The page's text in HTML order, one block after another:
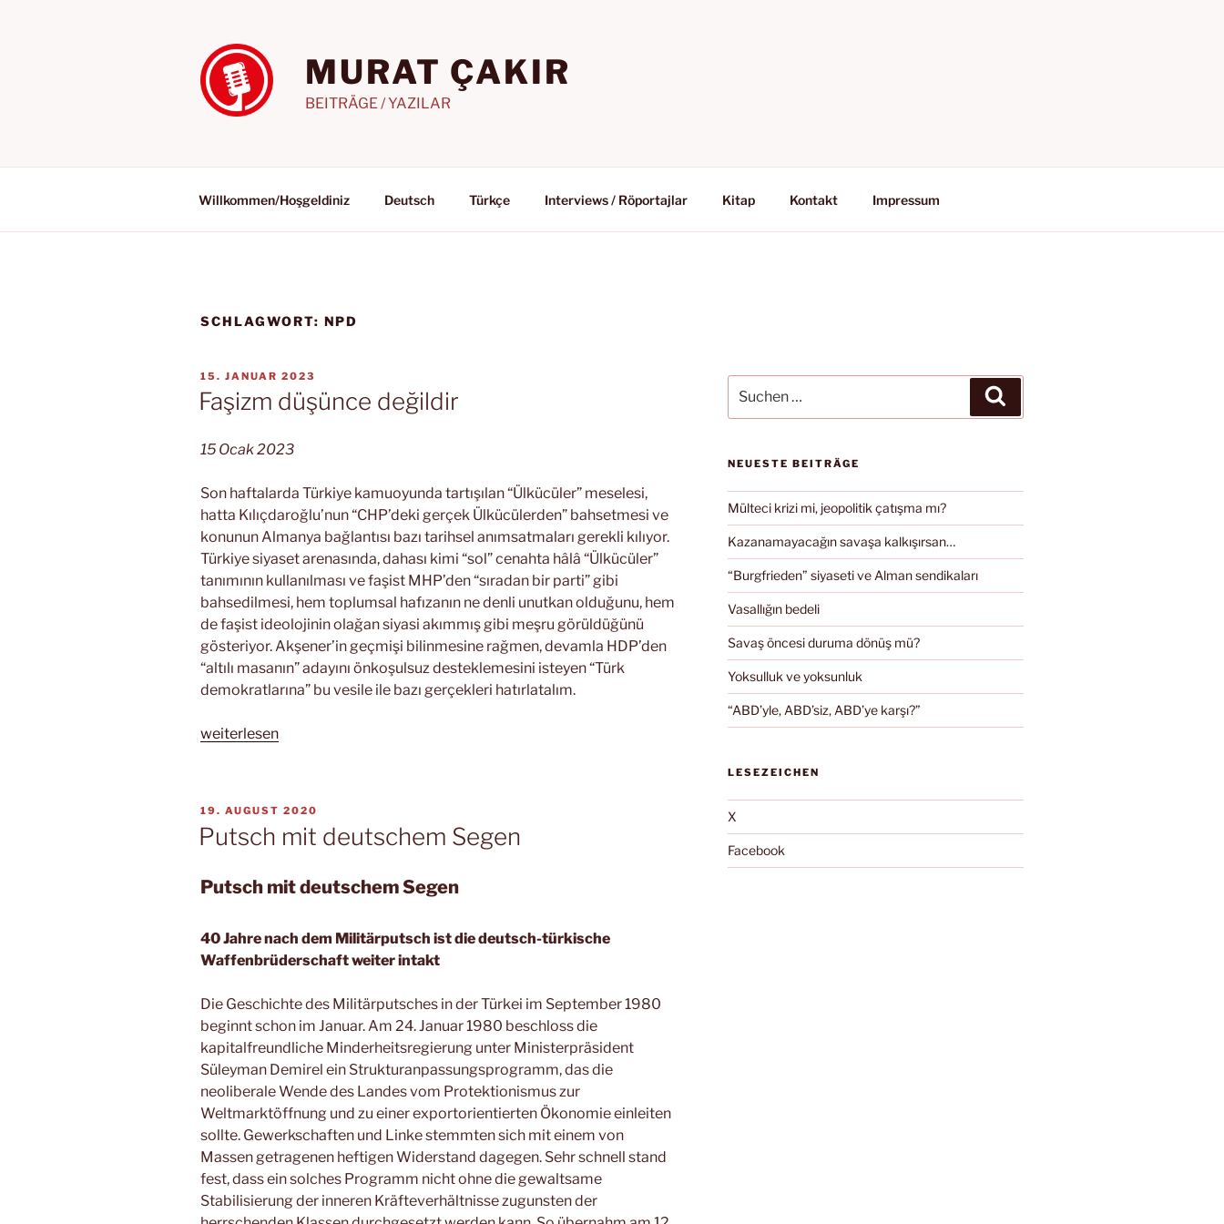
MURAT ÇAKIR
BEITRÄGE / YAZILAR
Willkommen/Hoşgeldiniz Deutsch Türkçe Interviews / Röportajlar Kitap Kontakt Impressum
SCHLAGWORT: NPD
VERÖFFENTLICHT
AM
15. JANUAR 2023
Faşizm düşünce değildir
15 Ocak 2023
Son haftalarda Türkiye kamuoyunda tartışılan “Ülkücüler” meselesi,
hatta Kılıçdaroğlu’nun “CHP’deki gerçek Ülkücülerden” bahsetmesi ve
konunun Almanya bağlantısı bazı tarihsel anımsatmaları gerekli kılıyor.
Türkiye siyaset arenasında, dahası kimi “sol” cenahta hâlâ “Ülkücüler”
tanımının kullanılması ve faşist MHP’den “sıradan bir parti” gibi
bahsedilmesi, hem toplumsal hafızanın ne denli unutkan olduğunu, hem
de faşist ideolojinin olağan siyasi akımmış gibi meşru görüldüğünü
gösteriyor. Akşener’in geçmişi bilinmesine rağmen, devamla HDP’den
“altılı masanın” adayını önkoşulsuz desteklemesini isteyen “Türk
demokratlarına” bu vesile ile bazı gerçekleri hatırlatalım.
„Faşizm
weiterlesen
VERÖFFENTLICHT
AM
19. AUGUST 2020
Putsch mit deutschem Segen
Putsch mit deutschem Segen
40 Jahre nach dem Militärputsch ist die deutsch-türkische
Waffenbrüderschaft weiter intakt
Die Geschichte des Militärputsches in der Türkei im September 1980
beginnt schon im Januar. Am 24. Januar 1980 beschloss die
kapitalfreundliche Minderheitsregierung unter Ministerpräsident
Süleyman Demirel ein Strukturanpassungsprogramm, das die
neoliberale Wende des Landes vom Protektionismus zur
Weltmarktöffnung und zu einer exportorientierten Ökonomie einleiten
sollte. Gewerkschaften und Linke stemmten sich mit einem von
Massen getragenen heftigen Widerstand dagegen. Sehr schnell stand
fest, dass ein solches Programm nicht ohne die gewaltsame
Stabilisierung der inneren Kräfteverhältnisse zugunsten der
nach:
NEUESTE BEITRÄGE
Mülteci krizi mi, jeopolitik çatışma mı?
Kazanamayacağın savaşa kalkışırsan…
“Burgfrieden” siyaseti ve Alman sendikaları
Vasallığın bedeli
Savaş öncesi duruma dönüş mü?
Yoksulluk ve yoksunluk
“ABD’yle, ABD’siz, ABD’ye karşı?”
LESEZEICHEN
X
Facebook